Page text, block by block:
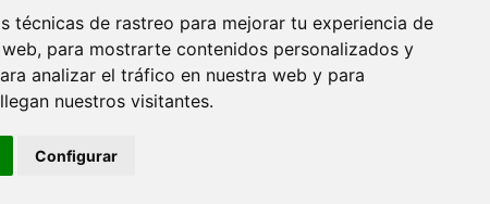
técnicas de rastreo para mejorar tu experiencia de
para mostrarte contenidos personalizados y
analizar el tráfico en nuestra web y para
nuestros visitantes.
Configurar
Copyright © 2025